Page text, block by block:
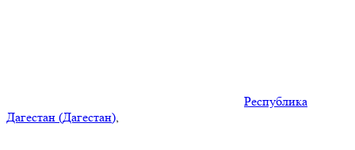
Республика
Дагестан (Дагестан),